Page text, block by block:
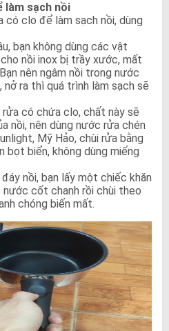
làm sạch nồi
có clo để làm sạch nồi, dùng
bạn không dùng các vật
nồi inox bị trầy xước, mất
nên ngâm nồi trong nước
ra thì quá trình làm sạch sẽ
có chứa clo, chất này sẽ
nồi, nên dùng nước rửa chén
Mỹ Hảo, chùi rửa bằng
bọt biển, không dùng miếng
nồi, bạn lấy một chiếc khăn
nước cốt chanh rồi chùi theo
chóng biến mất.